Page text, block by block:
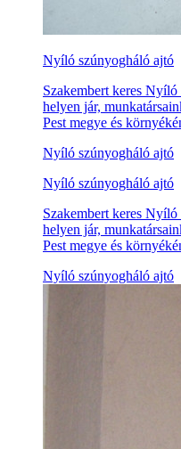
Nyíló szúnyogháló ajtó
Szakembert keres
helyen jár,
Pest megye és
Nyíló szúnyogháló ajtó
Nyíló szúnyogháló ajtó
Szakembert keres
helyen jár,
Pest megye és
Nyíló szúnyogháló ajtó